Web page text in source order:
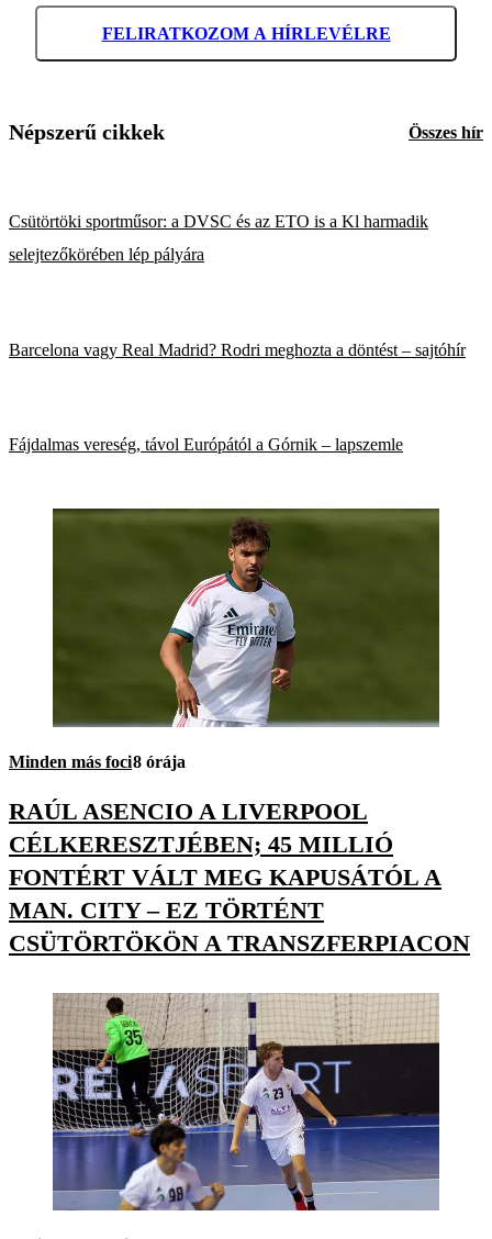
FELIRATKOZOM A HÍRLEVÉLRE
Népszerű cikkek Összes hír
Csütörtöki sportműsor: a DVSC és az ETO is a Kl harmadik
selejtezőkörében lép pályára
Barcelona vagy Real Madrid? Rodri meghozta a döntést – sajtóhír
Fájdalmas vereség, távol Európától a Górnik – lapszemle
Minden más foci8 órája
RAÚL ASENCIO A LIVERPOOL
CÉLKERESZTJÉBEN; 45 MILLIÓ
FONTÉRT VÁLT MEG KAPUSÁTÓL A
MAN. CITY – EZ TÖRTÉNT
CSÜTÖRTÖKÖN A TRANSZFERPIACON